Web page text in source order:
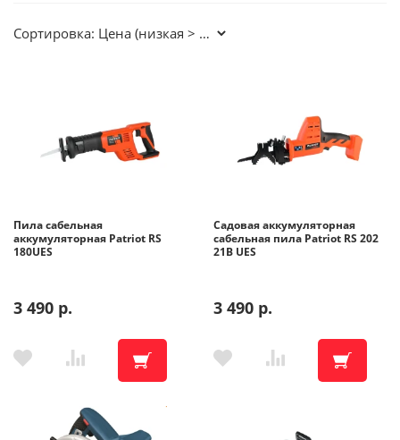
Сортировка:
Пила сабельная
аккумуляторная Patriot RS
180UES
3 490 р.
Садовая аккумуляторная
сабельная пила Patriot RS 202
21В UES
3 490 р.
Доставка
Помощь
Подарочные сертификаты
Бонусная программа